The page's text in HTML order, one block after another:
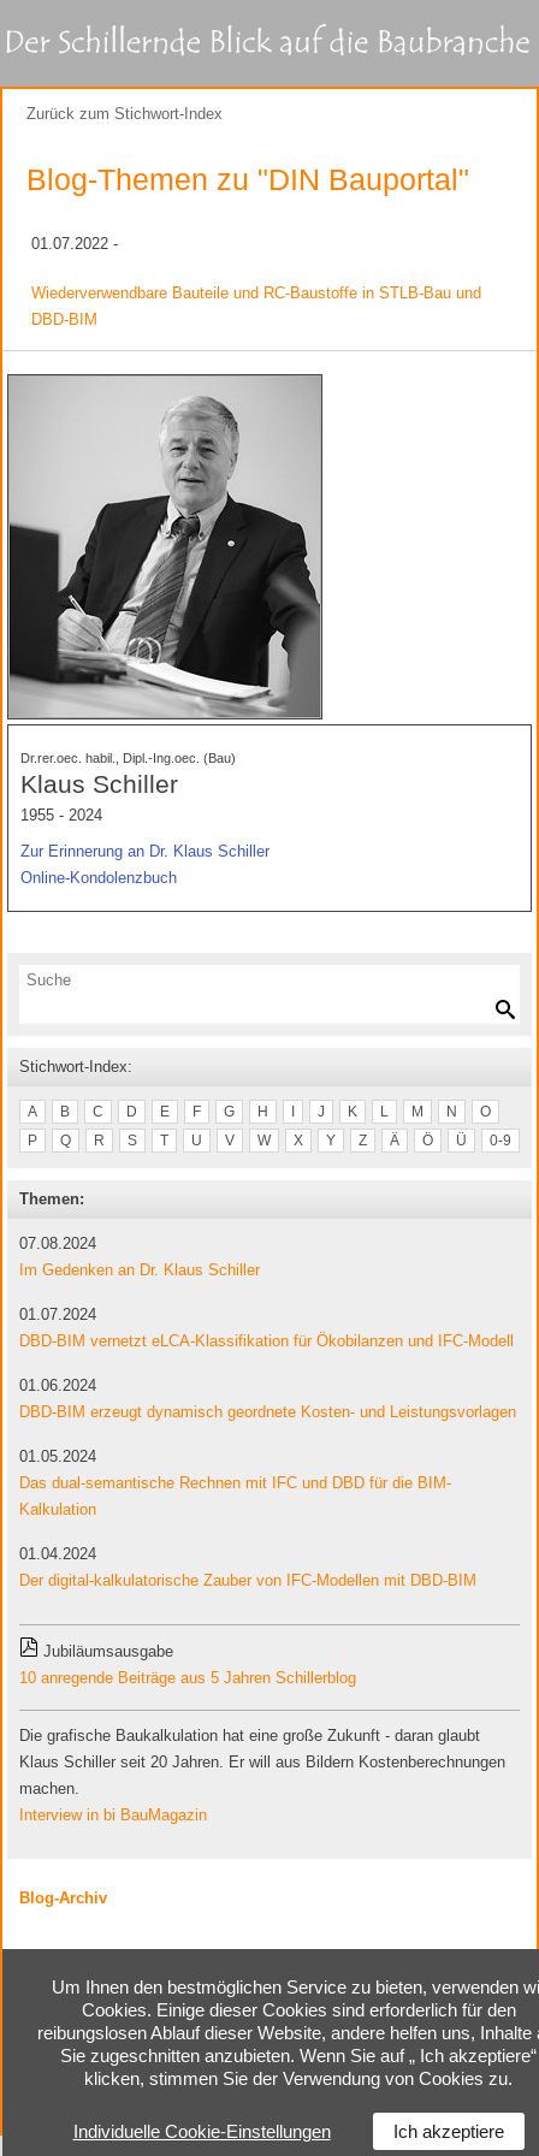
Zurück zum Stichwort-Index
Blog-Themen zu "DIN Bauportal"
01.07.2022 -
Wiederverwendbare Bauteile und RC-Baustoffe in STLB-Bau und
DBD-BIM
Dr.rer.oec. habil., Dipl.-Ing.oec. (Bau)
Klaus Schiller
1955 - 2024
Zur Erinnerung an Dr. Klaus Schiller
Online-Kondolenzbuch
Stichwort-Index:
A B C D E F G H J K L M N
O
P
Q R S T U V W X Y Z Ä Ö Ü 0-9
Themen:
07.08.2024
Im Gedenken an Dr. Klaus Schiller
01.07.2024
DBD-BIM vernetzt eLCA-Klassifikation für Ökobilanzen und IFC-Modell
01.06.2024
DBD-BIM erzeugt dynamisch geordnete Kosten- und Leistungsvorlagen
01.05.2024
Das dual-semantische Rechnen mit IFC und DBD für die BIM-
Kalkulation
01.04.2024
Der digital-kalkulatorische Zauber von IFC-Modellen mit DBD-BIM
Jubiläumsausgabe
10 anregende Beiträge aus 5 Jahren Schillerblog
Die grafische Baukalkulation hat eine große Zukunft - daran glaubt
Klaus Schiller seit 20 Jahren. Er will aus Bildern Kostenberechnungen
machen.
Interview in bi BauMagazin
Blog-Archiv
Home |Kontakt|Impressum |
Cookie-Einstellungen|
Datenschutzerklärung
Um Ihnen den bestmöglichen Service zu bieten, verwenden
Cookies. Einige dieser Cookies sind erforderlich für den
reibungslosen Ablauf dieser Website, andere helfen uns, Inhalte
Sie zugeschnitten anzubieten. Wenn Sie auf „ Ich akzeptiere“
klicken, stimmen Sie der Verwendung von Cookies zu.
Individuelle Cookie-Einstellungen Ich akzeptiere